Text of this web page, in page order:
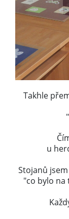
Takhle
u
Stojanů
"co bylo na